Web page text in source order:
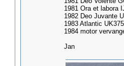
1981 Ora et labora
1982 Deo Juvante
1983 Atlantic
1984 motor
Jan